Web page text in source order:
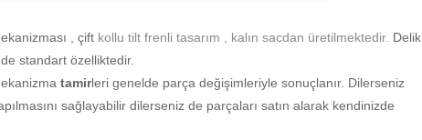
, çift kollu tilt frenli tasarım , kalın sacdan üretilmektedir. Delik
standart özelliktedir.
tamirleri genelde parça değişimleriyle sonuçlanır. Dilerseniz
sağlayabilir dilerseniz de parçaları satın alarak kendinizde